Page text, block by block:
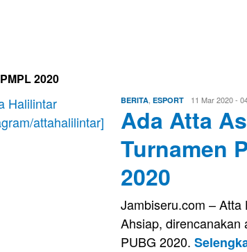
PMPL 2020
BERITA ESPORT Evo
11 Mar 2020 -
Ada Atta
Turnamen
2020
Jambiseru.com –
Ahsiap, direncanakan
PUBG 2020.